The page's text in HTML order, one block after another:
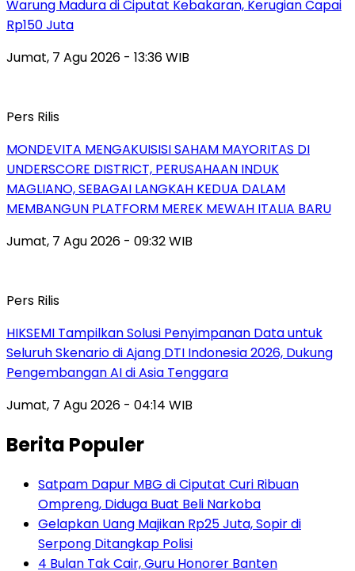
Warung Madura di Ciputat Kebakaran, Kerugian Capai
Rp150 Juta
Jumat, 7 Agu 2026 - 13:36 WIB
Pers Rilis
MONDEVITA MENGAKUISISI SAHAM MAYORITAS DI
UNDERSCORE DISTRICT, PERUSAHAAN INDUK
MAGLIANO, SEBAGAI LANGKAH KEDUA DALAM
MEMBANGUN PLATFORM MEREK MEWAH ITALIA BARU
Jumat, 7 Agu 2026 - 09:32 WIB
Pers Rilis
HIKSEMI Tampilkan Solusi Penyimpanan Data untuk
Seluruh Skenario di Ajang DTI Indonesia 2026, Dukung
Pengembangan AI di Asia Tenggara
Jumat, 7 Agu 2026 - 04:14 WIB
Berita Populer
Satpam Dapur MBG di Ciputat Curi Ribuan
Ompreng, Diduga Buat Beli Narkoba
Gelapkan Uang Majikan Rp25 Juta, Sopir di
Serpong Ditangkap Polisi
4 Bulan Tak Cair, Guru Honorer Banten